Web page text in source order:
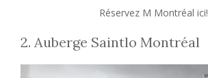
Réservez M Montréal ici!
2. Auberge Saintlo Montréal